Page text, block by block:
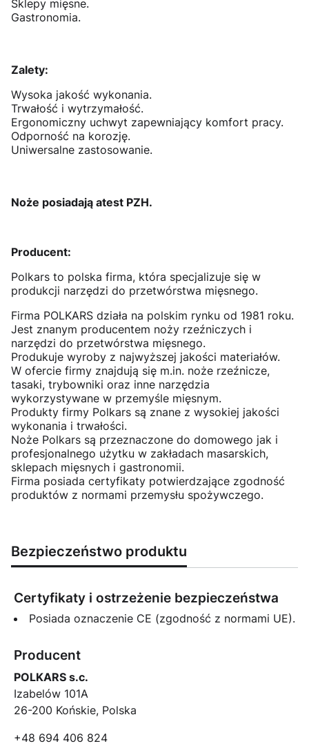
Sklepy mięsne.
Gastronomia.
Zalety:
Wysoka jakość wykonania.
Trwałość i wytrzymałość.
Ergonomiczny uchwyt zapewniający komfort pracy.
Odporność na korozję.
Uniwersalne zastosowanie.
Noże posiadają atest PZH.
Producent:
Polkars to polska firma, która specjalizuje się w
produkcji narzędzi do przetwórstwa mięsnego.
Firma POLKARS działa na polskim rynku od 1981 roku.
Jest znanym producentem noży rzeźniczych i
narzędzi do przetwórstwa mięsnego.
Produkuje wyroby z najwyższej jakości materiałów.
W ofercie firmy znajdują się m.in. noże rzeźnicze,
tasaki, trybowniki oraz inne narzędzia
wykorzystywane w przemyśle mięsnym.
Produkty firmy Polkars są znane z wysokiej jakości
wykonania i trwałości.
Noże Polkars są przeznaczone do domowego jak i
profesjonalnego użytku w zakładach masarskich,
sklepach mięsnych i gastronomii.
Firma posiada certyfikaty potwierdzające zgodność
produktów z normami przemysłu spożywczego.
Bezpieczeństwo produktu
Certyfikaty i ostrzeżenie bezpieczeństwa
Posiada oznaczenie CE (zgodność z normami UE).
Producent
POLKARS s.c.
Izabelów 101A
26-200 Końskie, Polska
+48 694 406 824